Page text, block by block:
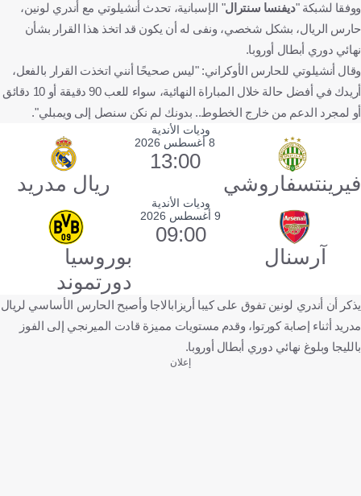
ووفقا لشبكة "ديفنسا سنترال" الإسبانية، تحدث أنشيلوتي مع أندري لونين،
حارس الريال، بشكل شخصي، ونفى له أن يكون قد اتخذ هذا القرار بشأن
نهائي دوري أبطال أوروبا.
وقال أنشيلوتي للحارس الأوكراني: "ليس صحيحًا أنني اتخذت القرار بالفعل،
أريدك في أفضل حالة خلال المباراة النهائية، سواء للعب 90 دقيقة أو 10 دقائق
أو لمجرد الدعم من خارج الخطوط.. بدونك لم نكن سنصل إلى ويمبلي".
وديات الأندية
فيرينتسفاروشي
8 أغسطس 2026
13:00
ريال مدريد
وديات الأندية
آرسنال
9 أغسطس 2026
09:00
بوروسيا
دورتموند
يذكر أن أندري لونين تفوق على كيبا أريزابالاجا وأصبح الحارس الأساسي لريال
مدريد أثناء إصابة كورتوا، وقدم مستويات مميزة قادت الميرنجي إلى الفوز
بالليجا وبلوغ نهائي دوري أبطال أوروبا.
إعلان